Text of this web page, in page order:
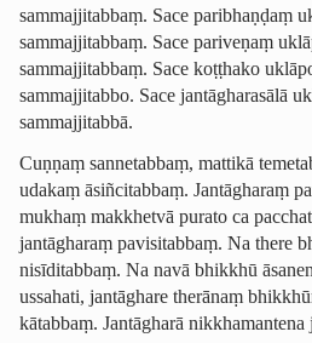
sammajjitabbaṃ. Sace paribhaṇḍaṃ
sammajjitabbaṃ. Sace pariveṇaṃ
sammajjitabbaṃ. Sace koṭṭhako
sammajjitabbo. Sace jantāgharasālā
sammajjitabbā.
Cuṇṇaṃ sannetabbaṃ, mattikā
udakaṃ āsiñcitabbaṃ. Jantāgharaṃ
mukhaṃ makkhetvā purato ca
jantāgharaṃ pavisitabbaṃ. Na there
nisīditabbaṃ. Na navā bhikkhū
ussahati, jantāghare therānaṃ
kātabbaṃ. Jantāgharā nikkhamantena